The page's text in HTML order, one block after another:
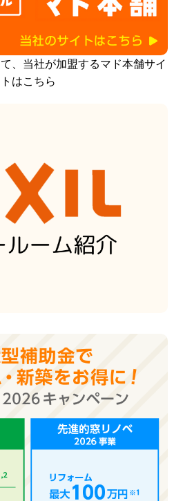
、当社が加盟するマド本舗サイ
トはこちら